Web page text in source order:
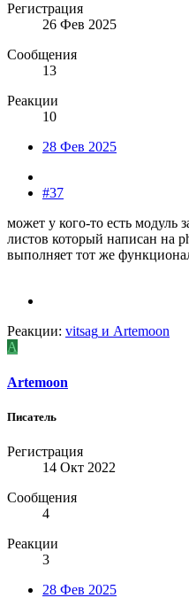
Регистрация
26 Фев 2025
Сообщения
13
Реакции
10
28 Фев 2025
#37
может у кого-то есть модуль
листов который написан на
выполняет тот же
Реакции: vitsag и Artemoon
A
Artemoon
Писатель
Регистрация
14 Окт 2022
Сообщения
4
Реакции
3
28 Фев 2025